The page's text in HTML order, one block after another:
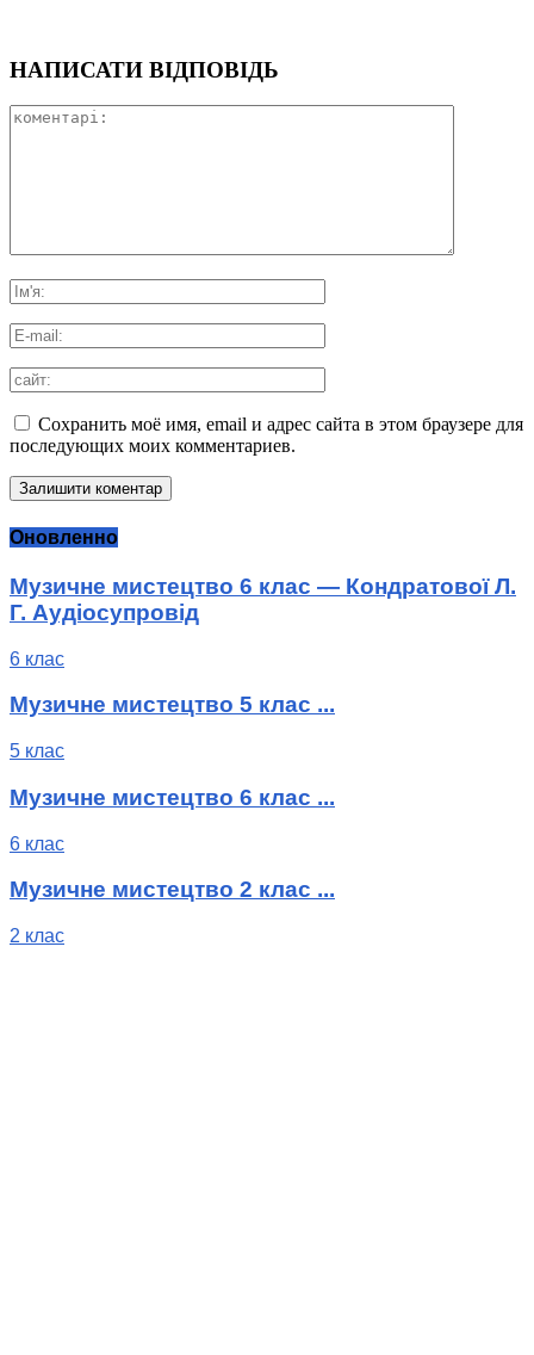
НАПИСАТИ ВІДПОВІДЬ
Сохранить моё имя, email и адрес сайта в этом браузере для
последующих моих комментариев.
Оновленно
Музичне мистецтво 6 клас — Кондратової Л.
Г. Аудіосупровід
6 клас
Музичне мистецтво 5 клас ...
5 клас
Музичне мистецтво 6 клас ...
6 клас
Музичне мистецтво 2 клас ...
2 клас